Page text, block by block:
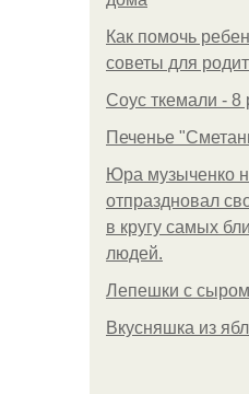
Как помочь
советы для
Соус ткемали - 8
Печенье
Юра музыченко
отпраздновал
в кругу самых
людей.
Лепешки с
Вкусняшка из